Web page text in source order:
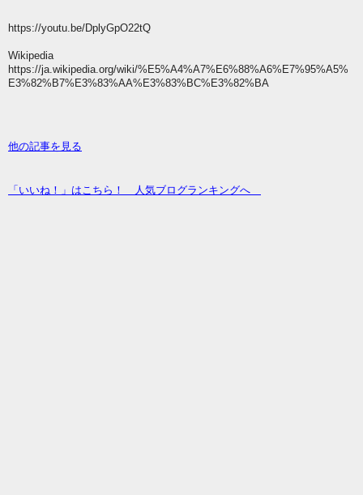
https://youtu.be/DplyGpO22tQ
Wikipedia
https://ja.wikipedia.org/wiki/%E5%A4%A7%E6%88%A6%E7%95%A5%
E3%82%B7%E3%83%AA%E3%83%BC%E3%82%BA
他の記事を見る
「いいね！」はこちら！ 人気ブログランキングへ